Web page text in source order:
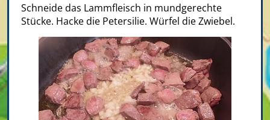
Schneide das Lammfleisch in mundgerechte
Stücke. Hacke die Petersilie. Würfel die Zwiebel.